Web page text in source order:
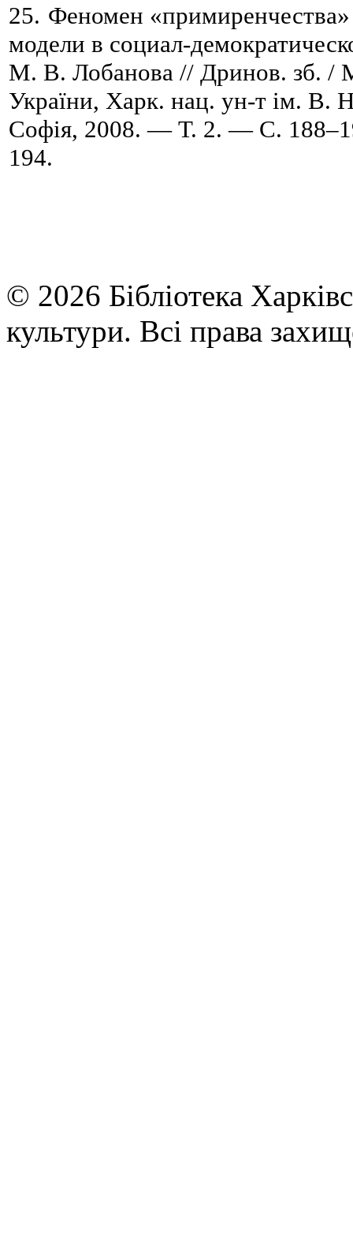
25. Феномен «примиренчества»
модели в социал-
М. В. Лобанова // Дринов. зб. /
України, Харк. нац. ун-т ім. В.
Софія, 2008. — Т. 2. — С. 188–
194.
© 2026 Бібліотека
культури. Всі права